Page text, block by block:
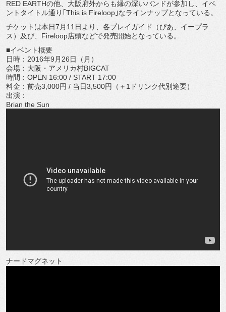
RED EARTHの他、大阪府外からも縁の深いバンドが参加し、イベ
ントタイトル通り｢This is Fireloop｣なラインナップとなっている。
チケットは本日7月11日より、各プレイガイド（ぴあ、イープラ
ス）及び、Fireloop店頭などで発売開始となっている。
■イベント概要
日時：2016年9月26日（月）
会場：大阪・アメリカ村BIGCAT
時間：OPEN 16:00 / START 17:00
料金：前売3,000円 / 当日3,500円（＋1ドリンク代別途要）
出演：
Brian the Sun
ナードマグネット